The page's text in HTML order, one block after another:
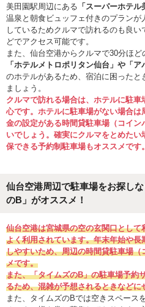
美田園駅周辺にある 「スーパーホテル
温泉と朝食ビュッフェ付きのプラン
しているためクルマで訪れるのも良
どでアクセス可能です。
また、仙台空港からクルマで30分ほ
「ホテルメトロポリタン仙台」や「ア
のホテルがあるため、宿泊に困った
ましょう。
クルマで訪れる場合は、ホテルに駐
心です。ホテルに駐車場がない場合
金の設定がある時間貸駐車場（コイ
いでしょう。確実にクルマをとめた
保できる予約制駐車場もオススメです。
仙台空港周辺で駐車場をお探し
のB」がオススメ！
仙台空港は宮城県の空の玄関口とし
よく利用されています。年末年始や
しやすいため、周辺の時間貸駐車場
メです。
また、「タイムズのB」の駐車場予約
るため、混雑が予想されるときなどに
また、タイムズのBでは空きスペース